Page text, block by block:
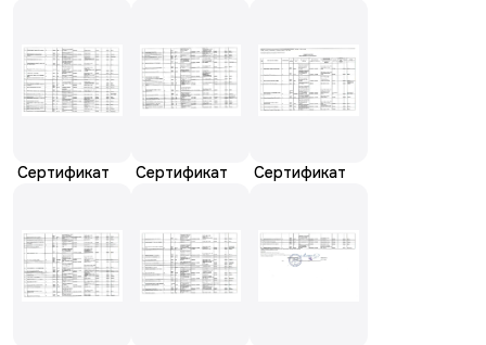
Сертификат Сертификат Сертификат